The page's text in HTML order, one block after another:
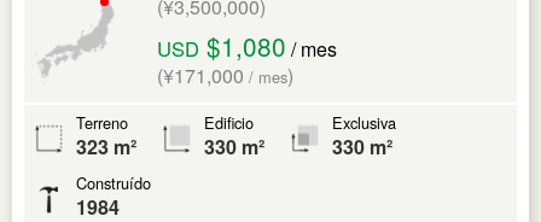
(¥3,500,000)
USD $1,080 / mes
(¥171,000 / mes)
Terreno
323 m²
Edificio
330 m²
Exclusiva
330 m²
Construído
1984